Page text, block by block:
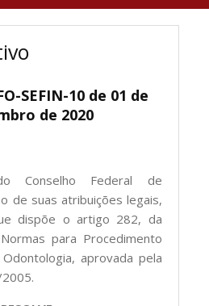
SEFIN-10 de 01 de
de 2020
Conselho Federal de
de suas atribuições legais,
dispõe o artigo 282, da
para Procedimento
aprovada pela